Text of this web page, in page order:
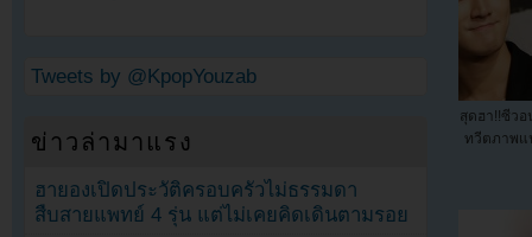
สุดฮา!!ซีวอ
ทวีตภาพแ
Tweets by @KpopYouzab
ข่าวล่ามาแรง
ฮายองเปิดประวัติครอบครัวไม่ธรรมดา
สืบสายแพทย์ 4 รุ่น แต่ไม่เคยคิดเดินตามรอย